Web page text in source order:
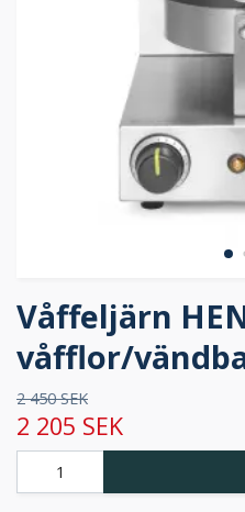
Våffeljärn
våfflor/
2 450 SEK
2 205 SEK